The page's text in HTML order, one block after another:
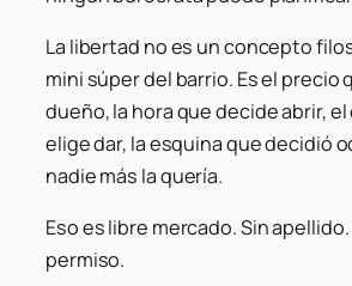
La libertad no es un concepto
mini súper del barrio. Es el precio
dueño, la hora que decide abrir,
elige dar, la esquina que decidió
nadie más la quería.
Eso es libre mercado. Sin
permiso.